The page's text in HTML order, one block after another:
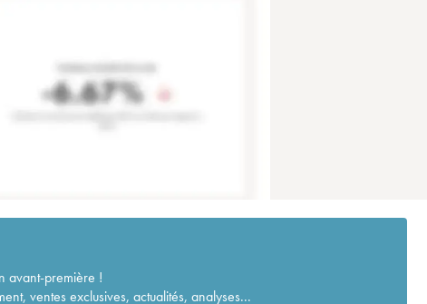
avant-première !
ventes exclusives, actualités, analyses...